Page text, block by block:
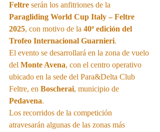
Feltre serán los anfitriones de la
Paragliding World Cup Italy – Feltre
2025, con motivo de la 40ª edición del
Trofeo Internacional Guarnieri.
El evento se desarrollará en la zona de vuelo
del Monte Avena, con el centro operativo
ubicado en la sede del Para&Delta Club
Feltre, en Boscherai, municipio de
Pedavena.
Los recorridos de la competición
atravesarán algunas de las zonas más